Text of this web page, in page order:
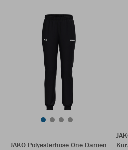
JAKO Polyesterhose One Damen